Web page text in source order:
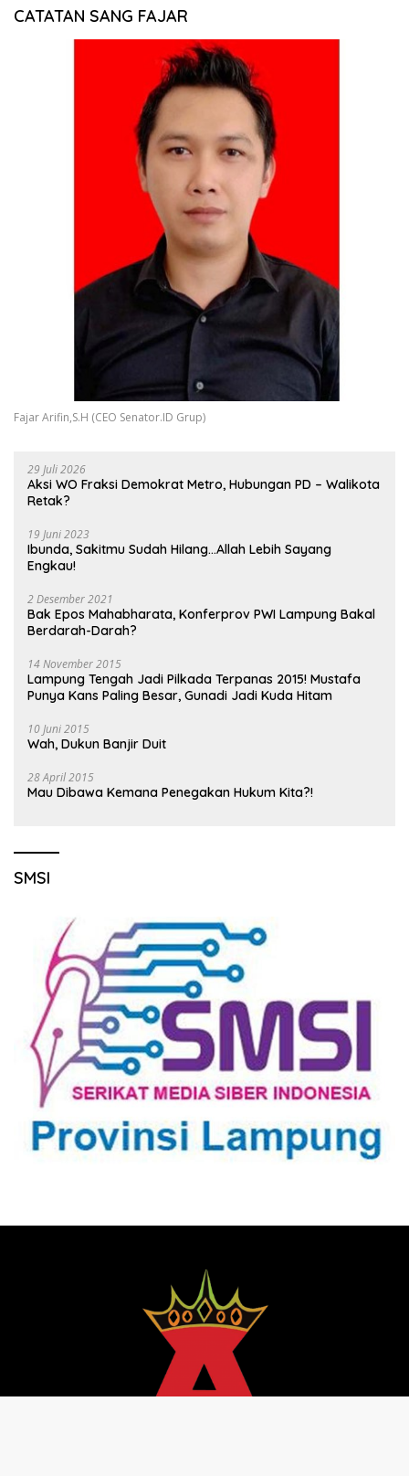
CATATAN SANG FAJAR
Fajar Arifin,S.H (CEO Senator.ID Grup)
29 Juli 2026
Aksi WO Fraksi Demokrat Metro, Hubungan PD – Walikota
Retak?
19 Juni 2023
Ibunda, Sakitmu Sudah Hilang…Allah Lebih Sayang
Engkau!
2 Desember 2021
Bak Epos Mahabharata, Konferprov PWI Lampung Bakal
Berdarah-Darah?
14 November 2015
Lampung Tengah Jadi Pilkada Terpanas 2015! Mustafa
Punya Kans Paling Besar, Gunadi Jadi Kuda Hitam
10 Juni 2015
Wah, Dukun Banjir Duit
28 April 2015
Mau Dibawa Kemana Penegakan Hukum Kita?!
SMSI